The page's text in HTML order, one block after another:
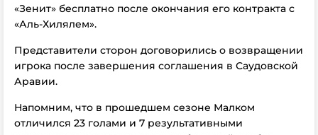
«Зенит» бесплатно после окончания его контракта с
«Аль-Хилялем».
Представители сторон договорились о возвращении
игрока после завершения соглашения в Саудовской
Аравии.
Напомним, что в прошедшем сезоне Малком
отличился 23 голами и 7 результативными